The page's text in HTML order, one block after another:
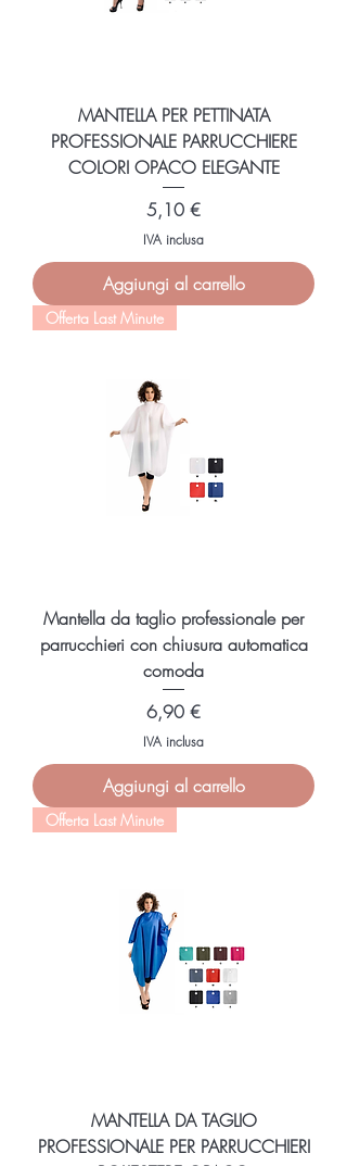
MANTELLA PER PETTINATA
PROFESSIONALE PARRUCCHIERE
COLORI OPACO ELEGANTE
Prezzo
5,10 €
IVA inclusa
Aggiungi al carrello
Offerta Last Minute
Mantella da taglio professionale per
parrucchieri con chiusura automatica
comoda
Prezzo
6,90 €
IVA inclusa
Aggiungi al carrello
Offerta Last Minute
MANTELLA DA TAGLIO
PROFESSIONALE PER PARRUCCHIERI